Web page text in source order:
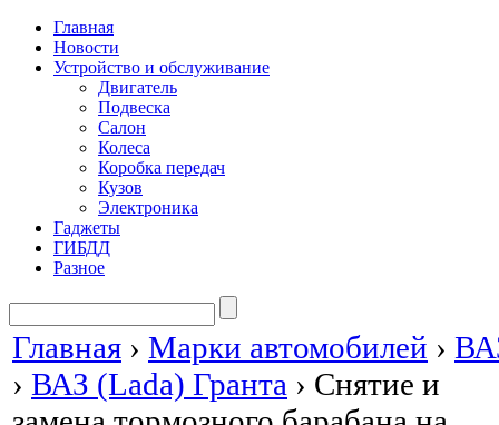
Главная
Новости
Устройство и обслуживание
Двигатель
Подвеска
Салон
Колеса
Коробка передач
Кузов
Электроника
Гаджеты
ГИБДД
Разное
Главная › Марки автомобилей ›
› ВАЗ (Lada) Гранта › Снятие и